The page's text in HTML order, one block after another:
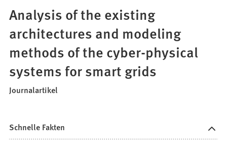
Bewerbung
Analysis of the existing
architectures and modeling
methods of the cyber-physical
systems for smart grids
Journalartikel
Schnelle Fakten